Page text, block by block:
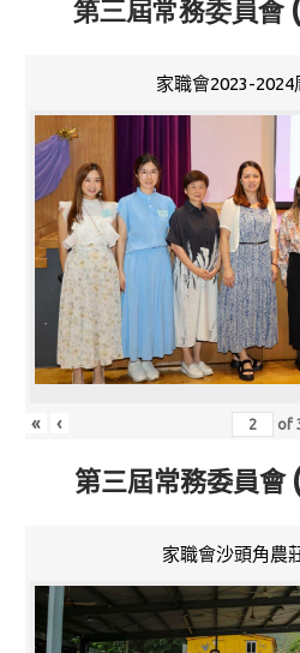
第三屆常務委員
家職會2023-
« ‹ of
第三屆常務委員
家職會沙頭角農